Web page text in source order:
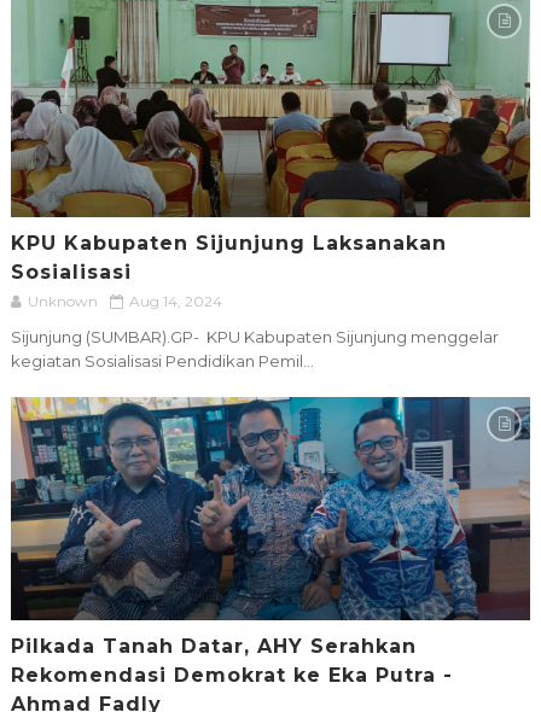
KPU Kabupaten Sijunjung Laksanakan
Sosialisasi
Unknown Aug 14, 2024
Sijunjung (SUMBAR).GP- KPU Kabupaten Sijunjung menggelar
kegiatan Sosialisasi Pendidikan Pemil...
Pilkada Tanah Datar, AHY Serahkan
Rekomendasi Demokrat ke Eka Putra -
Ahmad Fadly